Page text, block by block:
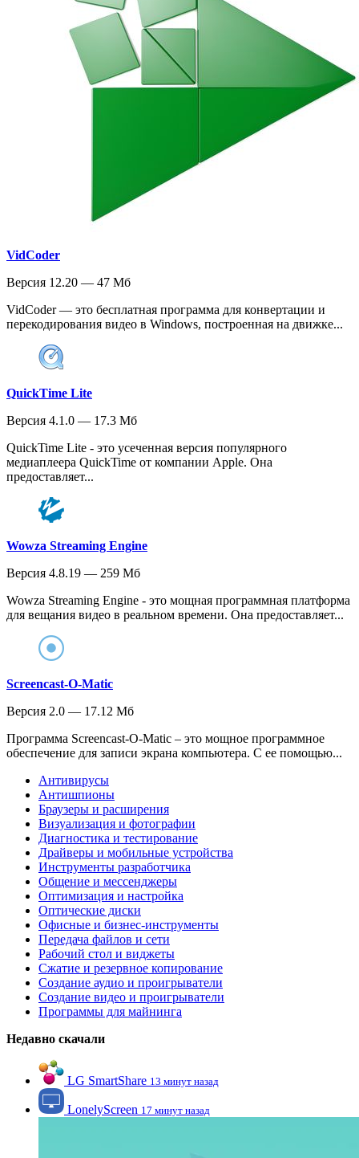
VidCoder
Версия 12.20 — 47 Мб
VidCoder — это бесплатная программа для конвертации и
перекодирования видео в Windows, построенная на движке...
QuickTime Lite
Версия 4.1.0 — 17.3 Мб
QuickTime Lite - это усеченная версия популярного
медиаплеера QuickTime от компании Apple. Она
предоставляет...
Wowza Streaming Engine
Версия 4.8.19 — 259 Мб
Wowza Streaming Engine - это мощная программная платформа
для вещания видео в реальном времени. Она предоставляет...
Screencast-O-Matic
Версия 2.0 — 17.12 Мб
Программа Screencast-O-Matic – это мощное программное
обеспечение для записи экрана компьютера. С ее помощью...
Антивирусы
Антишпионы
Браузеры и расширения
Визуализация и фотографии
Диагностика и тестирование
Драйверы и мобильные устройства
Инструменты разработчика
Общение и мессенджеры
Оптимизация и настройка
Оптические диски
Офисные и бизнес-инструменты
Передача файлов и сети
Рабочий стол и виджеты
Сжатие и резервное копирование
Создание аудио и проигрыватели
Создание видео и проигрыватели
Программы для майнинга
Недавно скачали
LG SmartShare 13 минут назад
LonelyScreen 17 минут назад